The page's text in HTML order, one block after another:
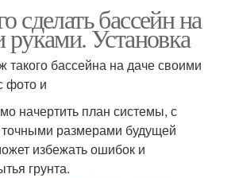
сделать бассейн на
руками. Установка
такого бассейна на даче своими
фото и
начертить план системы, с
размерами будущей
избежать ошибок и
грунта.